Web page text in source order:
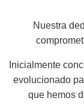
Nuestra
Inicialmente
evolucionado
que hemos